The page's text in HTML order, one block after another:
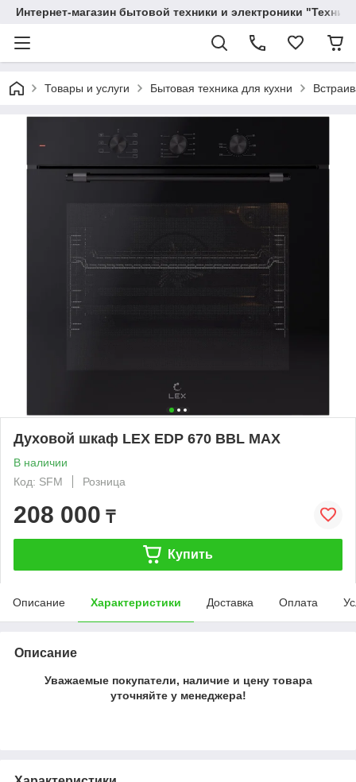
Интернет-магазин бытовой техники и электроники
Товары и услуги Бытовая техника для кухни
Духовой шкаф LEX EDP 670 BBL MAX
В наличии
Код: SFM
Розница
208 000 ₸
Купить
Описание Характеристики Доставка Оплата
Описание
Уважаемые покупатели, наличие и цену товара
уточняйте у менеджера!